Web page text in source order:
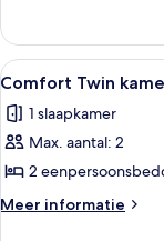
laden
Twin
kamer,
1
Alle
foto's
voor
Comfort
Twin
kamer,
7
Comfort Twin
1 slaapkamer
Max. aantal: 2
2
Meer informatie
Meer